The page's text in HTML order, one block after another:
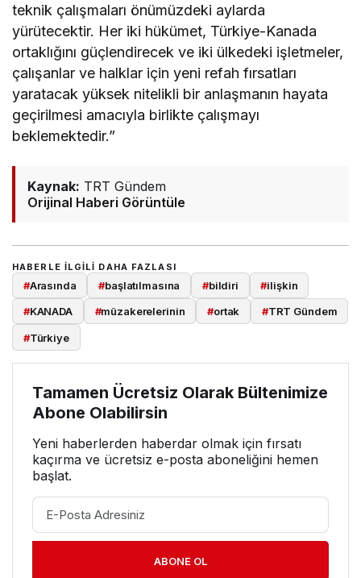
teknik çalışmaları önümüzdeki aylarda
yürütecektir. Her iki hükümet, Türkiye-Kanada
ortaklığını güçlendirecek ve iki ülkedeki işletmeler,
çalışanlar ve halklar için yeni refah fırsatları
yaratacak yüksek nitelikli bir anlaşmanın hayata
geçirilmesi amacıyla birlikte çalışmayı
beklemektedir.”
Kaynak: TRT Gündem
Orijinal Haberi Görüntüle
HABERLE ILGILI DAHA FAZLASI
#Arasında #başlatılmasına #bildiri #ilişkin
#KANADA #müzakerelerinin #ortak #TRT Gündem
#Türkiye
Tamamen Ücretsiz Olarak Bültenimize
Abone Olabilirsin
Yeni haberlerden haberdar olmak için fırsatı
kaçırma ve ücretsiz e-posta aboneliğini hemen
başlat.
ABONE OL